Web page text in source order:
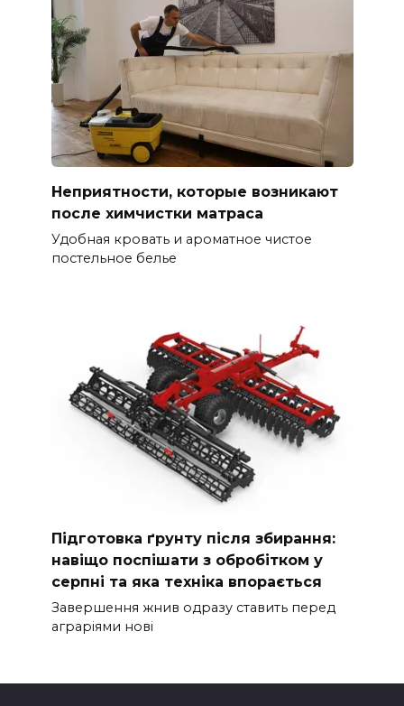
Неприятности, которые возникают
после химчистки матраса
Удобная кровать и ароматное чистое
постельное белье
Підготовка ґрунту після збирання:
навіщо поспішати з обробітком у
серпні та яка техніка впорається
Завершення жнив одразу ставить перед
аграріями нові